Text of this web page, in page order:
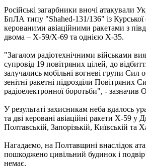
Російські загарбники вночі атакували
БпЛА типу "Shahed-131/136" із Курської
керованими авіаційними ракетами з
двома – Х-59/Х-69 та однією Х-35.
"Загалом радіотехнічними військами
супровід 19 повітряних цілей, до
залучались мобільні вогневі групи Сил
зенітні ракетні підрозділи Повітряних
радіоелектронної боротьби", - зазначив
У результаті захисникам неба вдалось
та дві керовані авіаційні ракети Х-59 у
Полтавській, Запорізькій, Київській та
Нагадаємо, на Полтавщині внаслідок
пошкоджено цивільний будинок і
немає.